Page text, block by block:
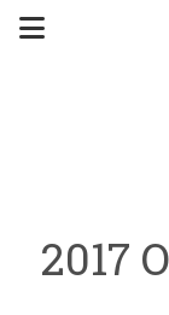
2017